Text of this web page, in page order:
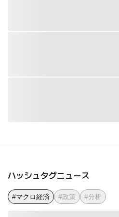
ハッシュタグニュース
#マクロ経済 #政策 #分析